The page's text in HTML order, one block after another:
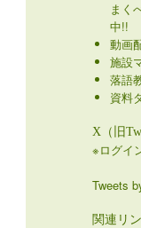
まく
中!!
動画
施設
落語
資料
X（旧
※ログイ
Tweets
関連リ